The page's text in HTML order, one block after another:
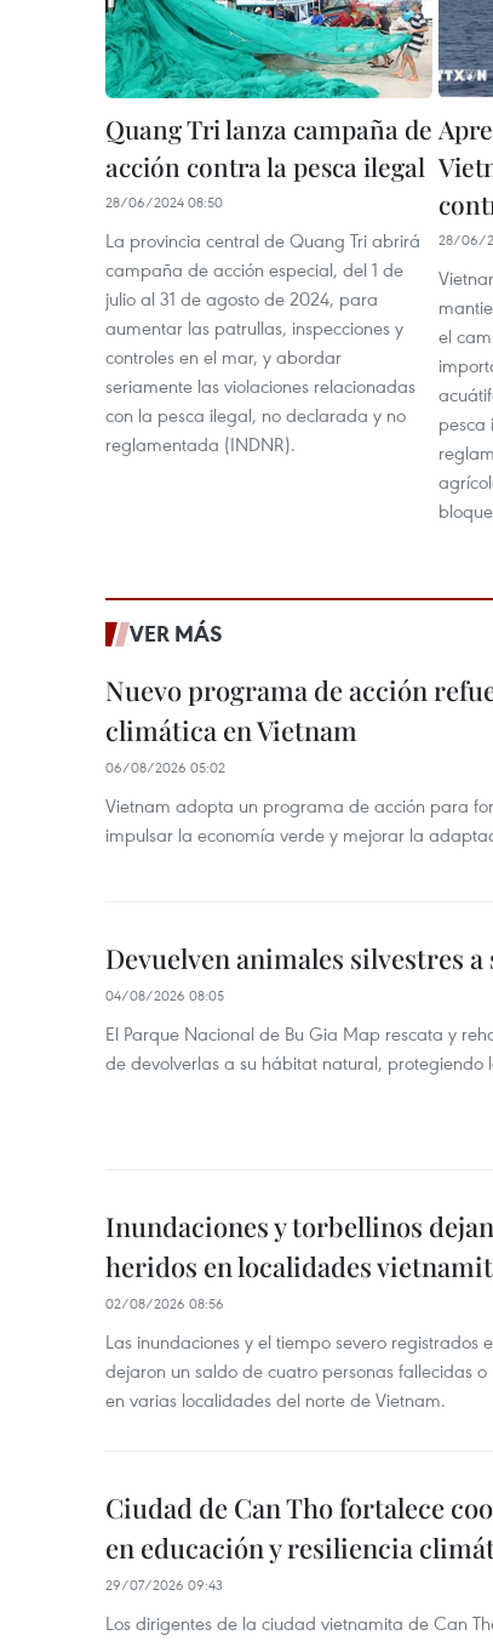
Quang Tri lanza campaña de
acción contra la pesca ilegal
28/06/2024 08:50
La provincia central de Quang Tri abrirá
campaña de acción especial, del 1 de
julio al 31 de agosto de 2024, para
aumentar las patrullas, inspecciones y
controles en el mar, y abordar
seriamente las violaciones relacionadas
con la pesca ilegal, no declarada y no
reglamentada (INDNR).
28/06/
el
pesca
VER MÁS
Nuevo programa de acción
climática en Vietnam
06/08/2026 05:02
Vietnam adopta un programa de acción para
impulsar la economía verde y mejorar la
Devuelven animales silvestres
04/08/2026 08:05
El Parque Nacional de Bu Gia Map rescata y
de devolverlas a su hábitat natural, protegiendo
Inundaciones y torbellinos
heridos en localidades
02/08/2026 08:56
Las inundaciones y el tiempo severo registrados
dejaron un saldo de cuatro personas fallecidas
en varias localidades del norte de Vietnam.
Ciudad de Can Tho fortalece
en educación y resiliencia
29/07/2026 09:43
Los dirigentes de la ciudad vietnamita de Can